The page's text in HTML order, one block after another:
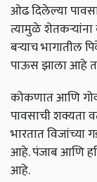
ओढ दिलेल्या
त्यामुळे शेतकऱ्यांना
बऱ्याच भागातील
पाऊस झाला आहे
कोकणात आणि
पावसाची शक्यता
भारतात विजांच्या
आहे. पंजाब आणि
आहे.